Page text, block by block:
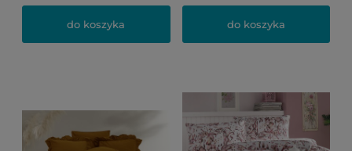
do koszyka do koszyka